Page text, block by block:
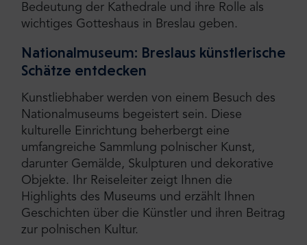
Bedeutung der Kathedrale und ihre Rolle als
wichtiges Gotteshaus in Breslau geben.
Nationalmuseum: Breslaus künstlerische
Schätze entdecken
Kunstliebhaber werden von einem Besuch des
Nationalmuseums begeistert sein. Diese
kulturelle Einrichtung beherbergt eine
umfangreiche Sammlung polnischer Kunst,
darunter Gemälde, Skulpturen und dekorative
Objekte. Ihr Reiseleiter zeigt Ihnen die
Highlights des Museums und erzählt Ihnen
Geschichten über die Künstler und ihren Beitrag
zur polnischen Kultur.